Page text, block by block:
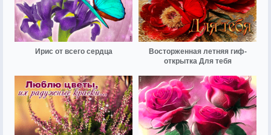
Ирис от всего сердца
Восторженная летняя гиф-
открытка Для тебя